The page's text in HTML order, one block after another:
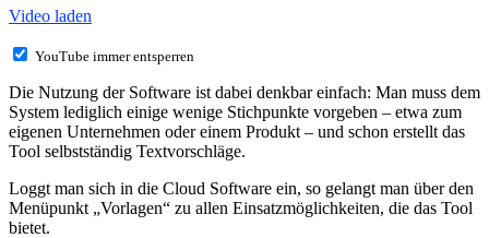
Video laden
YouTube immer entsperren
Die Nutzung der Software ist dabei denkbar einfach: Man muss dem
System lediglich einige wenige Stichpunkte vorgeben – etwa zum
eigenen Unternehmen oder einem Produkt – und schon erstellt das
Tool selbstständig Textvorschläge.
Loggt man sich in die Cloud Software ein, so gelangt man über den
Menüpunkt „Vorlagen“ zu allen Einsatzmöglichkeiten, die das Tool
bietet.